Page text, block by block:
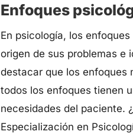
Enfoques
En psicología, los
origen de sus problemas e
destacar que los enfoques
todos los enfoques tienen
necesidades del paciente.
Especialización en